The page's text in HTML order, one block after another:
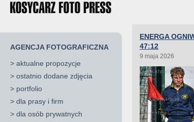
AGENCJA FOTOGRAFICZNA
> aktualne propozycje
> ostatnio dodane zdjęcia
> portfolio
> dla prasy i firm
> dla osób prywatnych
ENERGA
47:12
9 maja 2026